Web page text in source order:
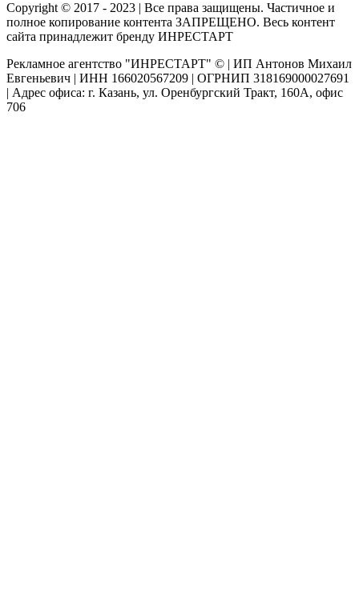
Copyright © 2017 - 2023 | Все права защищены. Частичное и
полное копирование контента ЗАПРЕЩЕНО. Весь контент
сайта принадлежит бренду ИНРЕСТАРТ
Рекламное агентство "ИНРЕСТАРТ" © | ИП Антонов Михаил
Евгеньевич | ИНН 166020567209 | ОГРНИП 318169000027691
| Адрес офиса: г. Казань, ул. Оренбургский Тракт, 160А, офис
706